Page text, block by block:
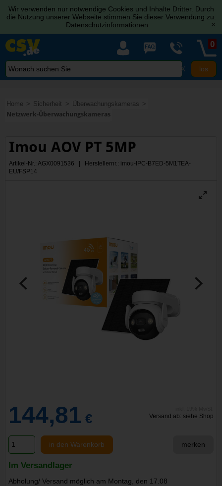
Wir verwenden nur notwendige Cookies und Inhalte Dritter. Durch
die Nutzung unserer Webseite stimmen Sie dieser Verwendung zu.
Datenschutzinformationen
[x]
X
0
Home Sicherheit
Überwachungskameras
Netzwerk-Überwachungskameras
Imou AOV PT 5MP
Artikel-Nr.: AGX0091536 | Herstellernr.: imou-IPC-B7ED-5M1TEA-
EU/FSP14
144,81 € Versand ab: siehe Shop
in den Warenkorb merken
Im Versandlager
Abholung/ Versand möglich am Montag, den 17.08